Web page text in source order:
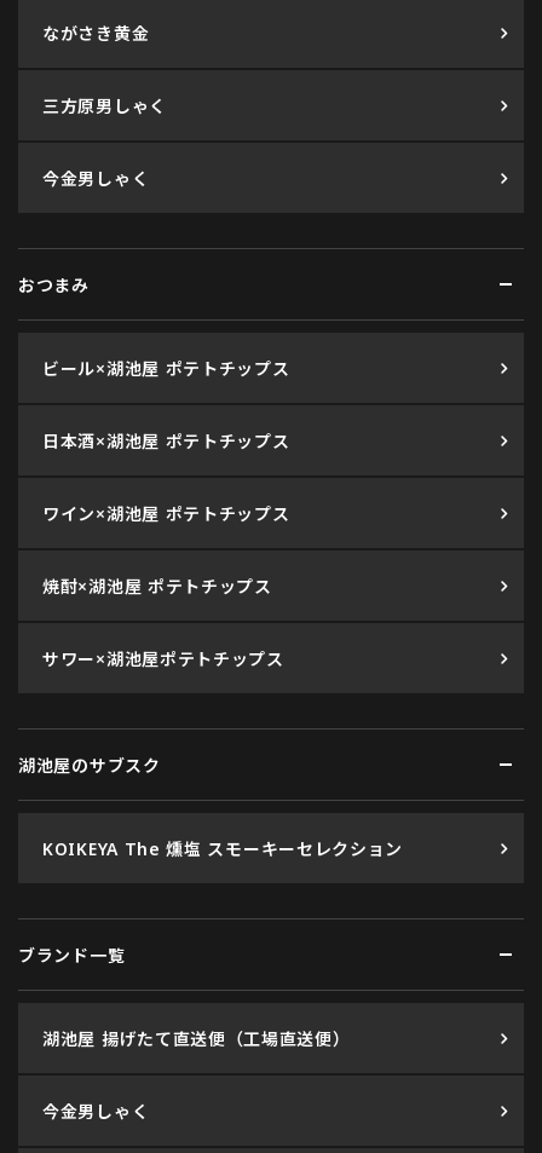
ながさき黄金
三方原男しゃく
今金男しゃく
おつまみ
ビール×湖池屋 ポテトチップス
日本酒×湖池屋 ポテトチップス
ワイン×湖池屋 ポテトチップス
焼酎×湖池屋 ポテトチップス
サワー×湖池屋ポテトチップス
湖池屋のサブスク
KOIKEYA The 燻塩 スモーキーセレクション
ブランド一覧
湖池屋 揚げたて直送便（工場直送便）
今金男しゃく